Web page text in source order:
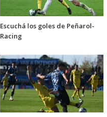
Escuchá los goles de Peñarol-
Racing